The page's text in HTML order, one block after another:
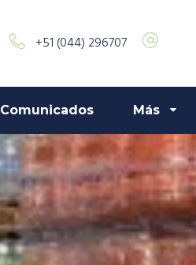
+51 (044) 296707
Comunicados Más